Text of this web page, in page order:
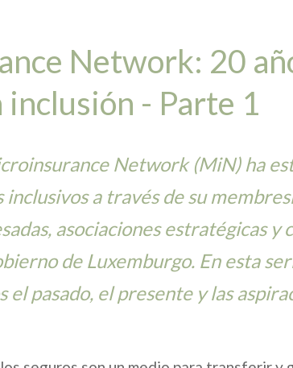
Network: 20
- Parte 1
Network (MiN) ha
inclusivos a través de su
asociaciones estratégicas y
de Luxemburgo. En esta
pasado, el presente y las